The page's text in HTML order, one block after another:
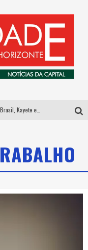
Esplanada fica pequena e CÊ TÁ DOIDO FESTIVAL anuncia mudança para o gramado do Mineirão
Hot Wheels Monster Trucks Live™ confirma Belo Horizonte na turnê América do Sul 2027